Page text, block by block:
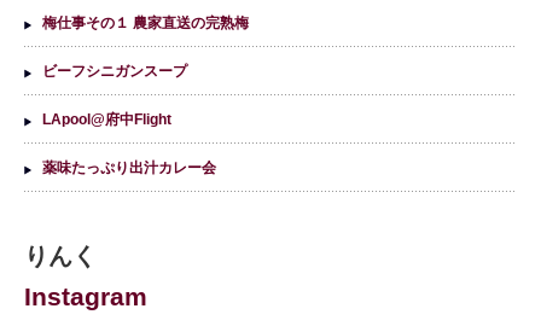
梅仕事その１ 農家直送の完熟梅
ビーフシニガンスープ
LApool@府中Flight
薬味たっぷり出汁カレー会
りんく
Instagram